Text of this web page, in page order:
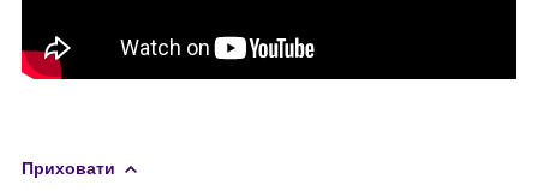
Приховати